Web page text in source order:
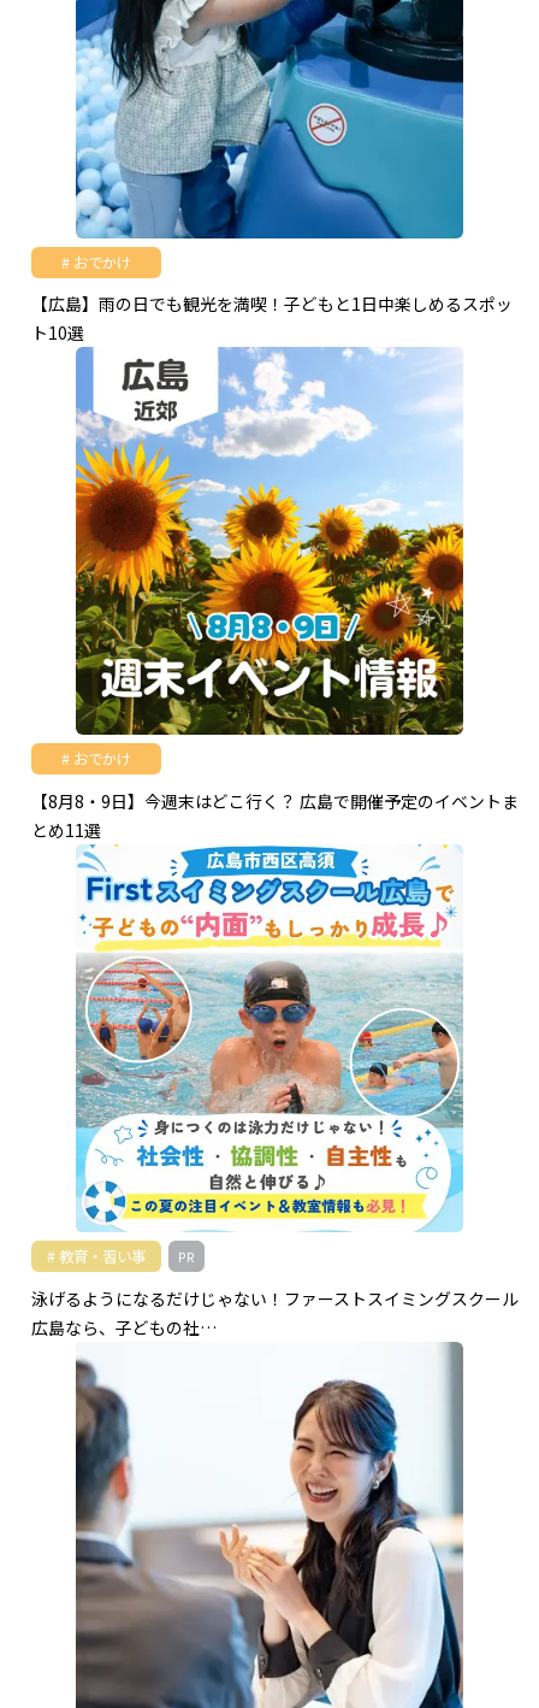
おでかけ
【広島】雨の日でも観光を満喫！子どもと1日中楽しめるスポッ
ト10選
おでかけ
【8月8・9日】今週末はどこ行く？ 広島で開催予定のイベントま
とめ11選
教育・習い事 PR
泳げるようになるだけじゃない！ファーストスイミングスクール
広島なら、子どもの社…